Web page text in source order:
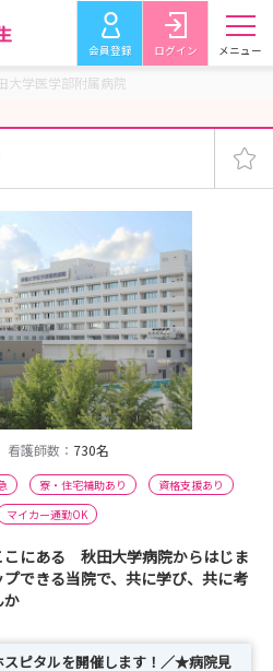
会員登録 ログイン メニュー
大学医学部附属病院
看護師数： 730名
寮・住宅補助あり
資格支援あり
マイカー通勤OK
こにある 秋田大学病院からはじま
できる当院で、共に学び、共に考
か
ピタルを開催します！／★病院見